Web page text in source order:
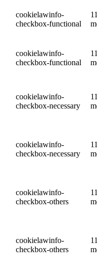
cookielawinfo-
checkbox-functional
11
cookielawinfo-
checkbox-functional
11
cookielawinfo-
checkbox-necessary
11
cookielawinfo-
checkbox-necessary
11
cookielawinfo-
checkbox-others
11
cookielawinfo-
checkbox-others
11